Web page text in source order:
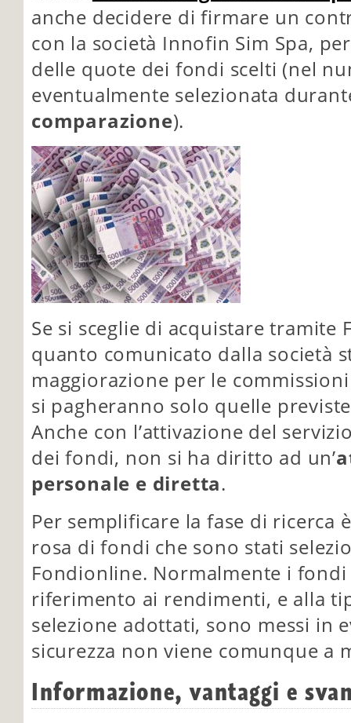
anche decidere di firmare un
con la società Innofin Sim Spa,
delle quote dei fondi scelti (nel
eventualmente selezionata
comparazione).
Se si sceglie di acquistare tramite
quanto comunicato dalla società
maggiorazione per le
si pagheranno solo quelle
Anche con l’attivazione del
dei fondi, non si ha diritto ad un’
personale e diretta.
Per semplificare la fase di ricerca
rosa di fondi che sono stati
Fondionline. Normalmente i
riferimento ai rendimenti, e alla
selezione adottati, sono messi in
sicurezza non viene comunque a
Informazione, vantaggi e